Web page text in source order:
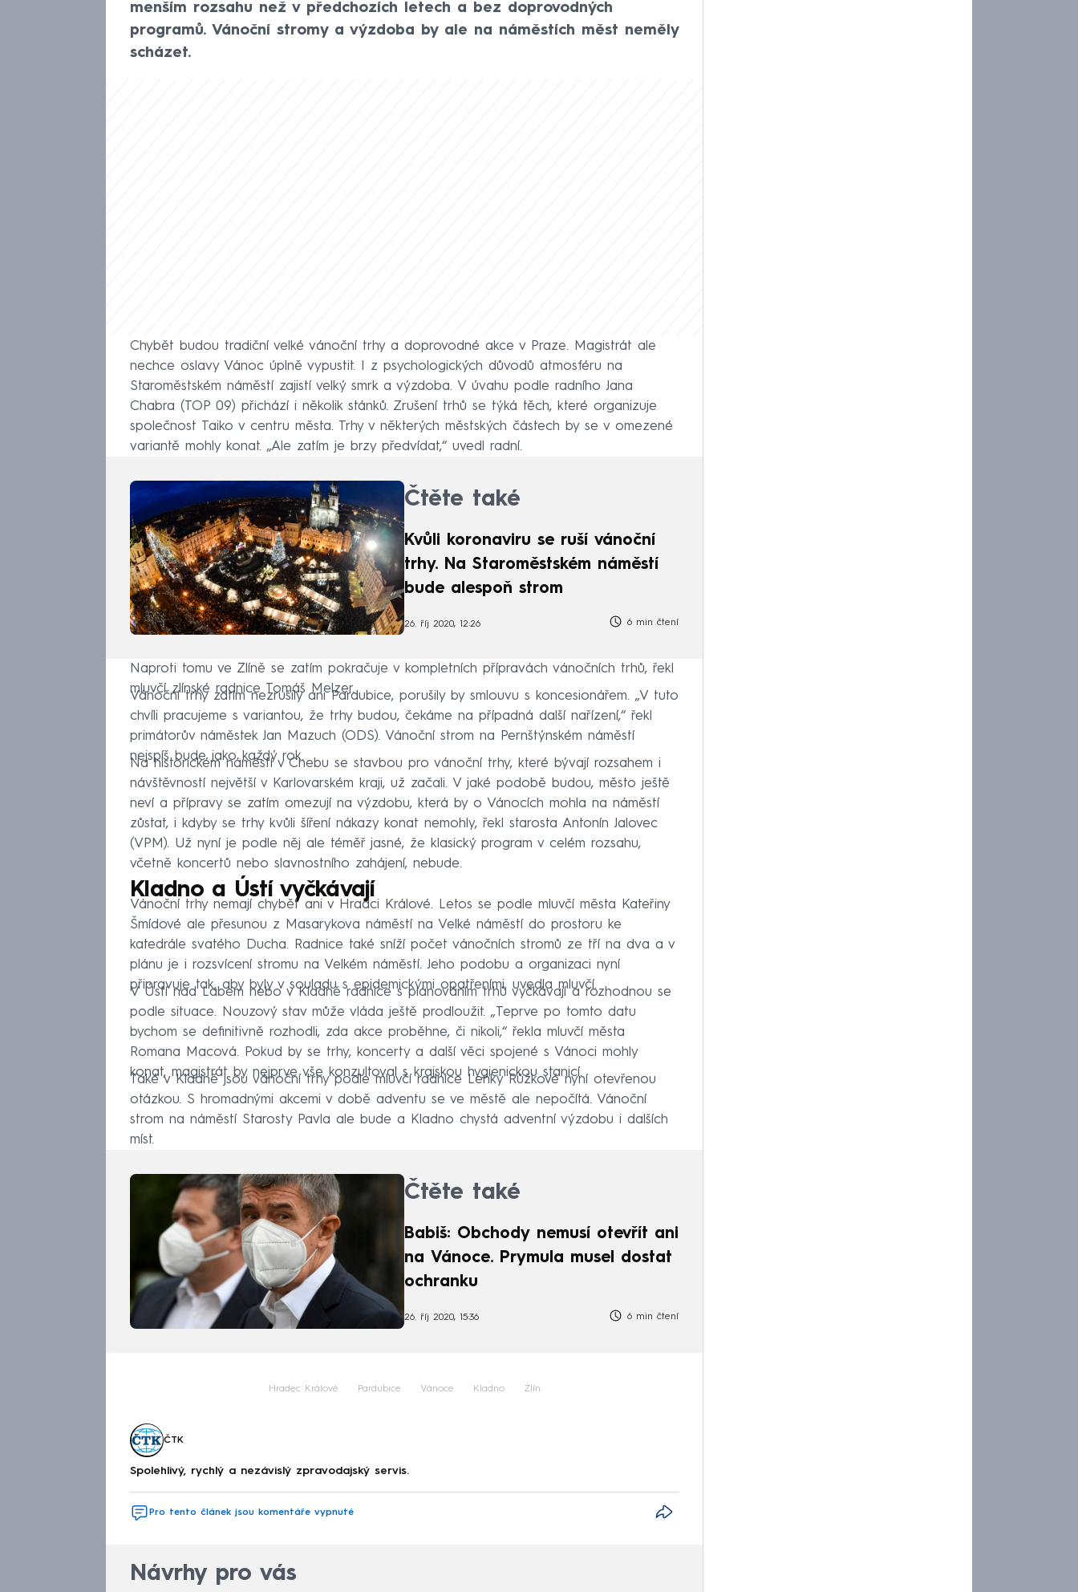
menším rozsahu než v předchozích letech a bez doprovodných
programů. Vánoční stromy a výzdoba by ale na náměstích měst neměly
scházet.
Chybět budou tradiční velké vánoční trhy a doprovodné akce v Praze. Magistrát ale
nechce oslavy Vánoc úplně vypustit. I z psychologických důvodů atmosféru na
Staroměstském náměstí zajistí velký smrk a výzdoba. V úvahu podle radního Jana
Chabra (TOP 09) přichází i několik stánků. Zrušení trhů se týká těch, které organizuje
společnost Taiko v centru města. Trhy v některých městských částech by se v omezené
variantě mohly konat. „Ale zatím je brzy předvídat,“ uvedl radní.
Čtěte také
Kvůli koronaviru se ruší vánoční
trhy. Na Staroměstském náměstí
bude alespoň strom
26. říj 2020, 12:26 6 min čtení
Naproti tomu ve Zlíně se zatím pokračuje v kompletních přípravách vánočních trhů, řekl
mluvčí zlínské radnice Tomáš Melzer.
Vánoční trhy zatím nezrušily ani Pardubice, porušily by smlouvu s koncesionářem. „V tuto
chvíli pracujeme s variantou, že trhy budou, čekáme na případná další nařízení,“ řekl
primátorův náměstek Jan Mazuch (ODS). Vánoční strom na Pernštýnském náměstí
nejspíš bude jako každý rok.
Na historickém náměstí v Chebu se stavbou pro vánoční trhy, které bývají rozsahem i
návštěvností největší v Karlovarském kraji, už začali. V jaké podobě budou, město ještě
neví a přípravy se zatím omezují na výzdobu, která by o Vánocích mohla na náměstí
zůstat, i kdyby se trhy kvůli šíření nákazy konat nemohly, řekl starosta Antonín Jalovec
(VPM). Už nyní je podle něj ale téměř jasné, že klasický program v celém rozsahu,
včetně koncertů nebo slavnostního zahájení, nebude.
Kladno a Ústí vyčkávají
Vánoční trhy nemají chybět ani v Hradci Králové. Letos se podle mluvčí města Kateřiny
Šmídové ale přesunou z Masarykova náměstí na Velké náměstí do prostoru ke
katedrále svatého Ducha. Radnice také sníží počet vánočních stromů ze tří na dva a v
plánu je i rozsvícení stromu na Velkém náměstí. Jeho podobu a organizaci nyní
připravuje tak, aby byly v souladu s epidemickými opatřeními, uvedla mluvčí.
V Ústí nad Labem nebo v Kladně radnice s plánováním trhů vyčkávají a rozhodnou se
podle situace. Nouzový stav může vláda ještě prodloužit. „Teprve po tomto datu
bychom se definitivně rozhodli, zda akce proběhne, či nikoli,“ řekla mluvčí města
Romana Macová. Pokud by se trhy, koncerty a další věci spojené s Vánoci mohly
konat, magistrát by nejprve vše konzultoval s krajskou hygienickou stanicí.
Také v Kladně jsou vánoční trhy podle mluvčí radnice Lenky Růžkové nyní otevřenou
otázkou. S hromadnými akcemi v době adventu se ve městě ale nepočítá. Vánoční
strom na náměstí Starosty Pavla ale bude a Kladno chystá adventní výzdobu i dalších
míst.
Čtěte také
Babiš: Obchody nemusí otevřít ani
na Vánoce. Prymula musel dostat
ochranku
26. říj 2020, 15:36 6 min čtení
Hradec Králové Pardubice Vánoce Kladno Zlín
ČTK
Spolehlivý, rychlý a nezávislý zpravodajský servis.
Pro tento článek jsou komentáře vypnuté
Návrhy pro vás